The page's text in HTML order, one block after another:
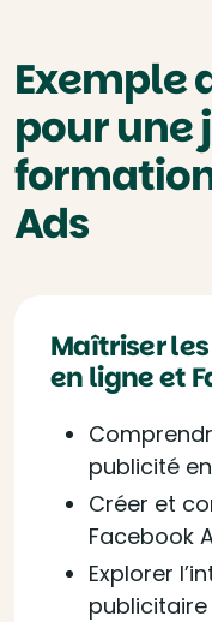
Exemple
pour une
Ads
Maîtriser
en ligne et
publicité
Créer et
Facebook
Explorer